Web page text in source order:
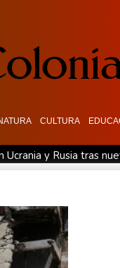
CULTURA
y Rusia tras
"un esfuerzo
de Ucrania tras